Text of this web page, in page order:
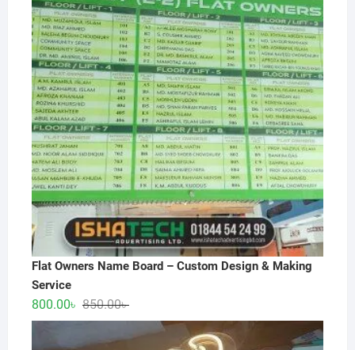
Flat Owners Name Board – Custom Design & Making
Service
850.00৳Original
price
was:
800.00৳
Current
price
is: